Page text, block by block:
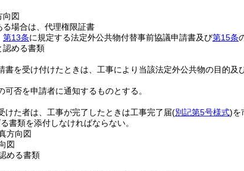
向図
場合は、代理権限証書
第13条に規定する法定外公共物付替事前協議申請書及び第15条
認める書類
書を受け付けたときは、工事により当該法定外公共物の目的及
可否を申請者に通知するものとする。
けた者は、工事が完了したときは工事完了届(別記第5号様式)を
書類を添付しなければならない。
方向図
図
める書類